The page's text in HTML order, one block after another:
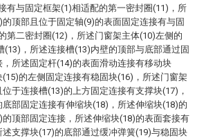
有与固定框架(1)相适配的第一密封圈(11)，所
顶部且位于固定轴(9)的表面固定连接有与固
第二密封圈(12)，所述门窗架主体(10)左侧的
(13)，所述连接槽(13)内壁的顶部与底部通过固
，所述固定杆(14)的表面滑动连接有移动块
的左侧固定连接有稳固块(16)，所述门窗架
于连接槽(13)的上方固定连接有支撑块(17)，
部固定连接有伸缩块(18)，所述伸缩块(18)的
的顶部固定连接，所述伸缩块(18)的表面套接有
支撑块(17)的底部通过缓冲弹簧(19)与稳固块